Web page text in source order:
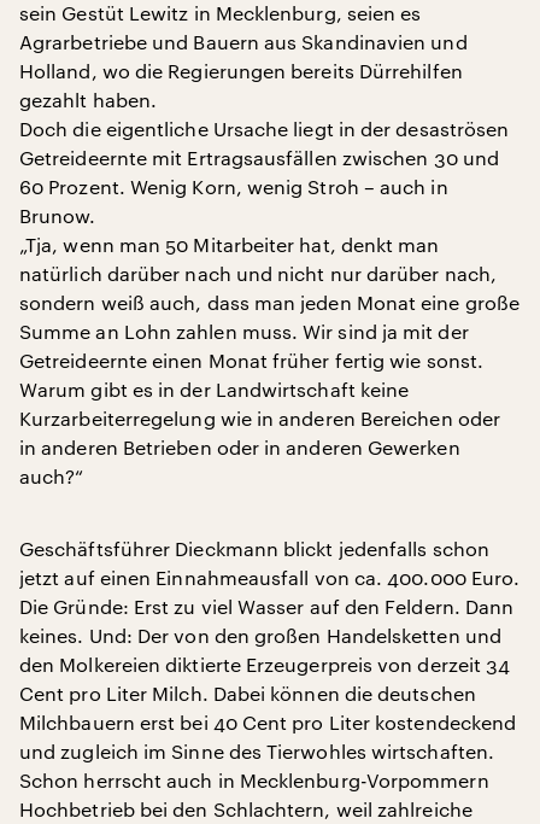
sein Gestüt Lewitz in Mecklenburg, seien es
Agrarbetriebe und Bauern aus Skandinavien und
Holland, wo die Regierungen bereits Dürrehilfen
gezahlt haben.
Doch die eigentliche Ursache liegt in der desaströsen
Getreideernte mit Ertragsausfällen zwischen 30 und
60 Prozent. Wenig Korn, wenig Stroh – auch in
Brunow.
„Tja, wenn man 50 Mitarbeiter hat, denkt man
natürlich darüber nach und nicht nur darüber nach,
sondern weiß auch, dass man jeden Monat eine große
Summe an Lohn zahlen muss. Wir sind ja mit der
Getreideernte einen Monat früher fertig wie sonst.
Warum gibt es in der Landwirtschaft keine
Kurzarbeiterregelung wie in anderen Bereichen oder
in anderen Betrieben oder in anderen Gewerken
auch?“
Geschäftsführer Dieckmann blickt jedenfalls schon
jetzt auf einen Einnahmeausfall von ca. 400.000 Euro.
Die Gründe: Erst zu viel Wasser auf den Feldern. Dann
keines. Und: Der von den großen Handelsketten und
den Molkereien diktierte Erzeugerpreis von derzeit 34
Cent pro Liter Milch. Dabei können die deutschen
Milchbauern erst bei 40 Cent pro Liter kostendeckend
und zugleich im Sinne des Tierwohles wirtschaften.
Schon herrscht auch in Mecklenburg-Vorpommern
Hochbetrieb bei den Schlachtern, weil zahlreiche